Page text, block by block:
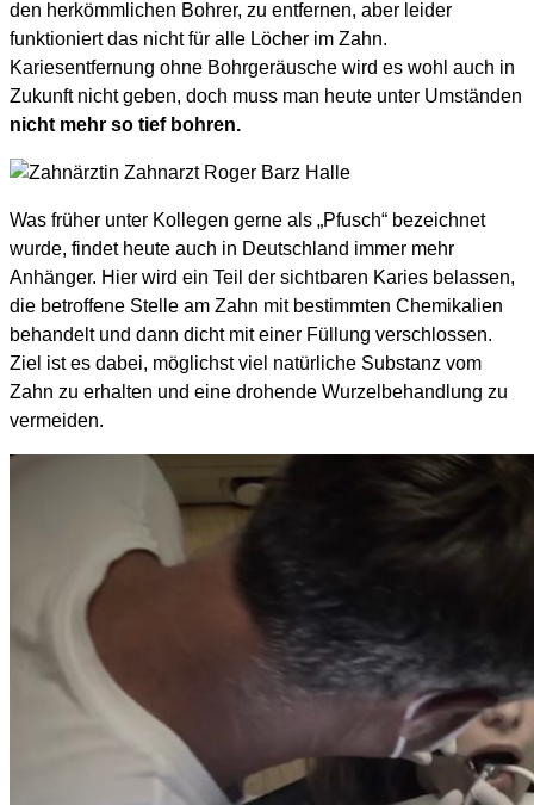
den herkömmlichen Bohrer, zu entfernen, aber leider
funktioniert das nicht für alle Löcher im Zahn.
Kariesentfernung ohne Bohrgeräusche wird es wohl auch in
Zukunft nicht geben, doch muss man heute unter Umständen
nicht mehr so tief bohren.
Was früher unter Kollegen gerne als „Pfusch“ bezeichnet
wurde, findet heute auch in Deutschland immer mehr
Anhänger. Hier wird ein Teil der sichtbaren Karies belassen,
die betroffene Stelle am Zahn mit bestimmten Chemikalien
behandelt und dann dicht mit einer Füllung verschlossen.
Ziel ist es dabei, möglichst viel natürliche Substanz vom
Zahn zu erhalten und eine drohende Wurzelbehandlung zu
vermeiden.